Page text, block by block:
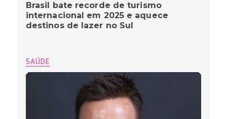
Brasil bate recorde de turismo
internacional em 2025 e aquece
destinos de lazer no Sul
SAÚDE